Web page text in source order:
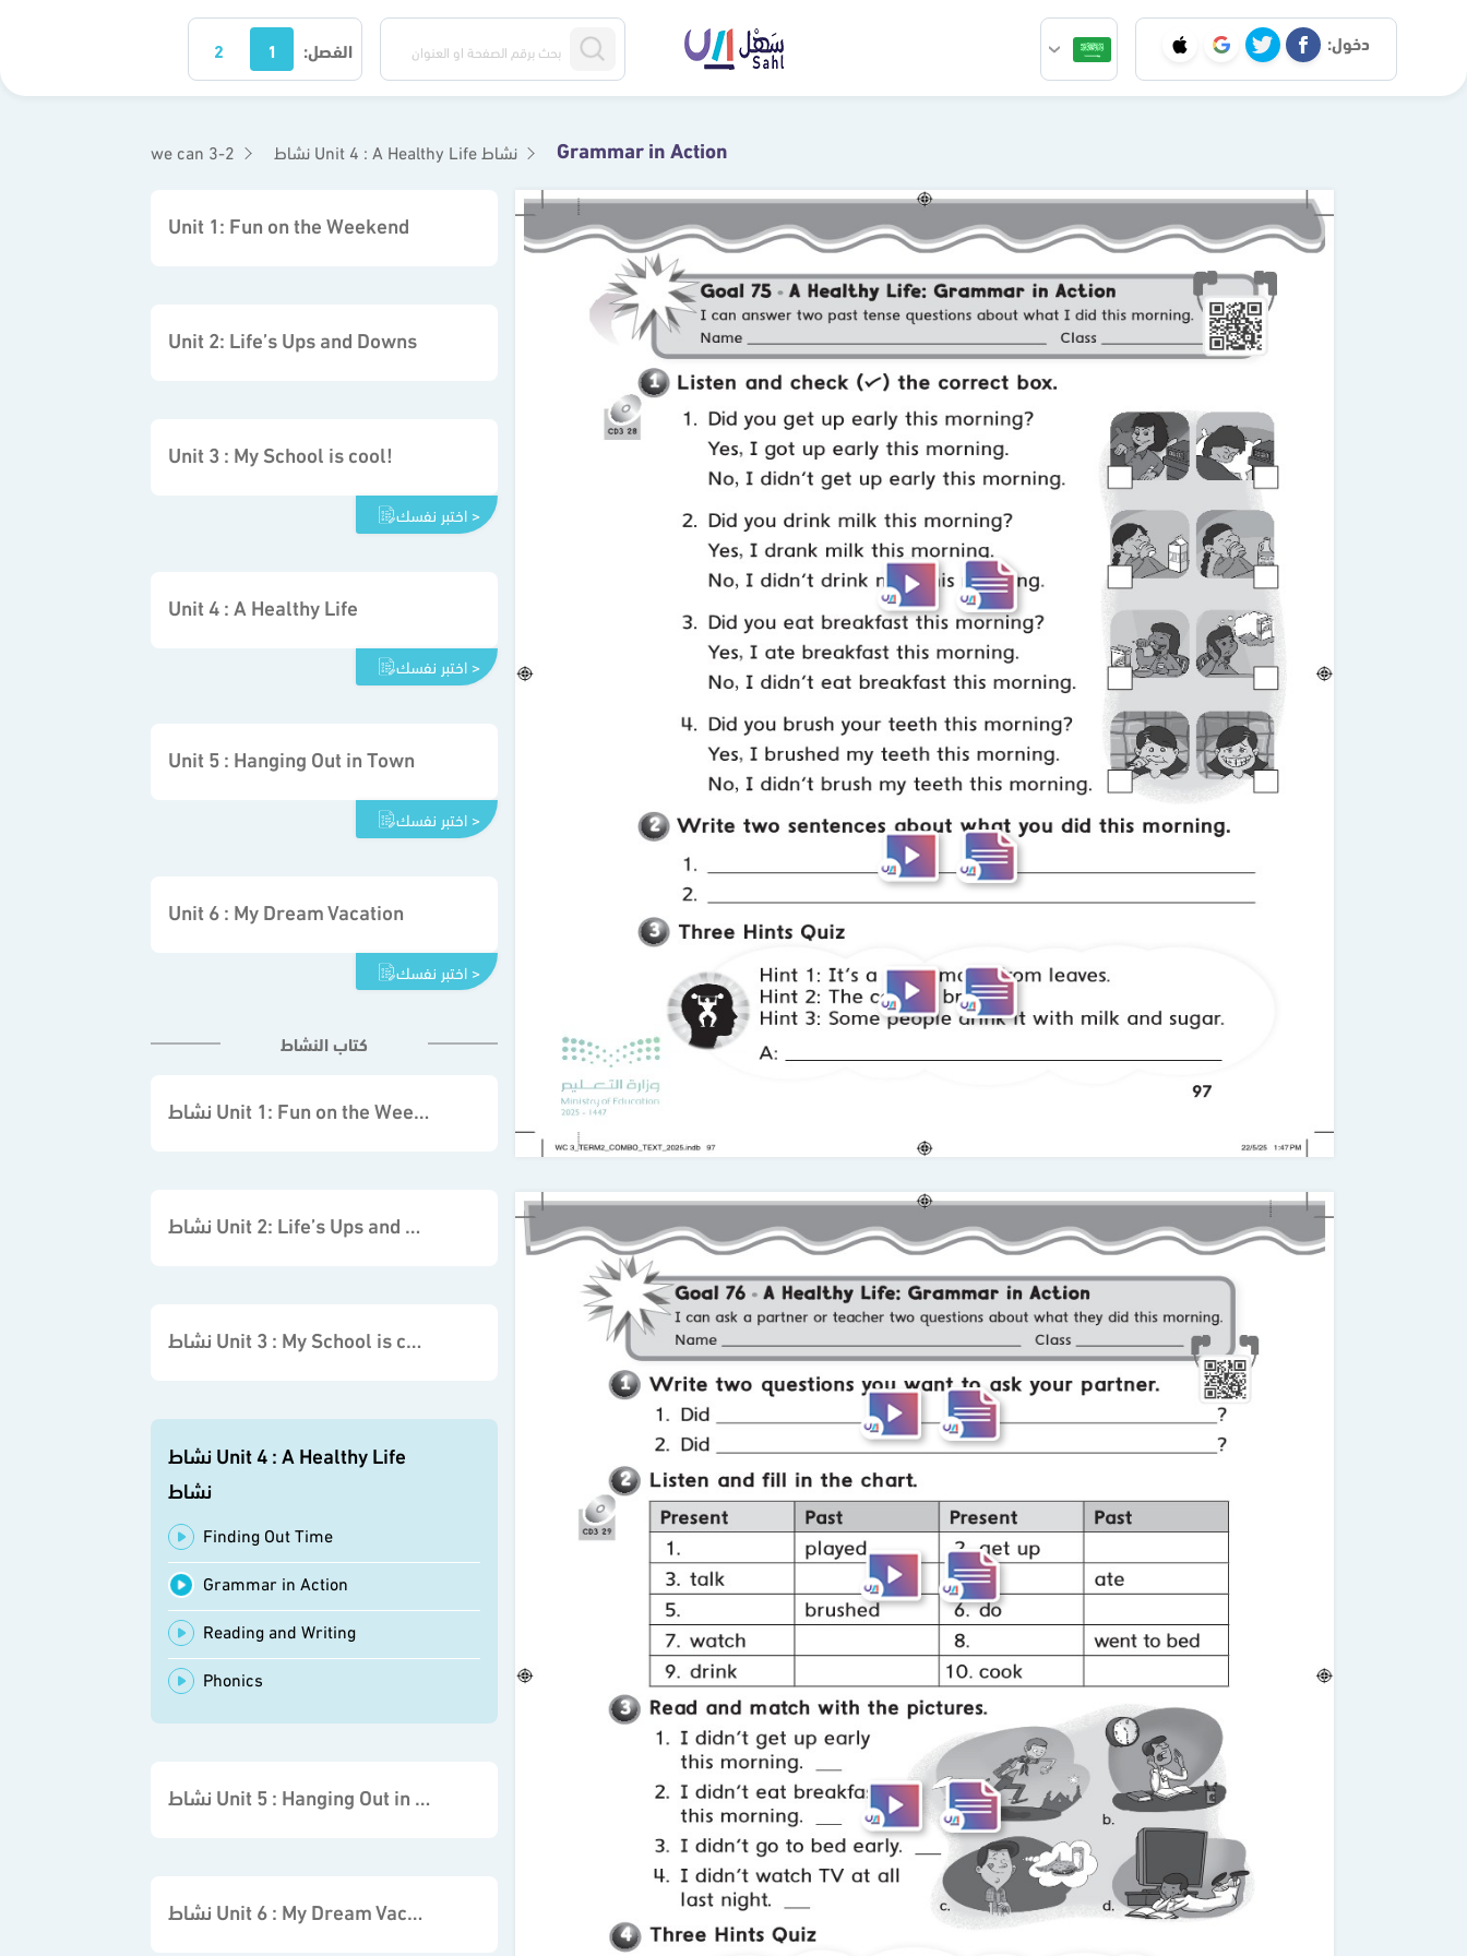
دخول: الفصل: 1
2
we can 3-2 نشاط Unit 4 : A Healthy Life نشاط Grammar in Action
Unit 1: Fun on the Weekend
Unit 2: Life’s Ups and Downs
Unit 3 : My School is cool!
اختبر نفسك >
Unit 4 : A Healthy Life
اختبر نفسك >
Unit 5 : Hanging Out in Town
اختبر نفسك >
Unit 6 : My Dream Vacation
اختبر نفسك >
كتاب النشاط
نشاط Unit 1: Fun on the Weekend
نشاط Unit 2: Life’s Ups and Downs
نشاط Unit 3 : My School is cool!
نشاط Unit 4 : A Healthy Life
نشاط
Finding Out Time
Grammar in Action
Reading and Writing
Phonics
نشاط Unit 5 : Hanging Out in Town نشاط
نشاط Unit 6 : My Dream Vacation نشاط